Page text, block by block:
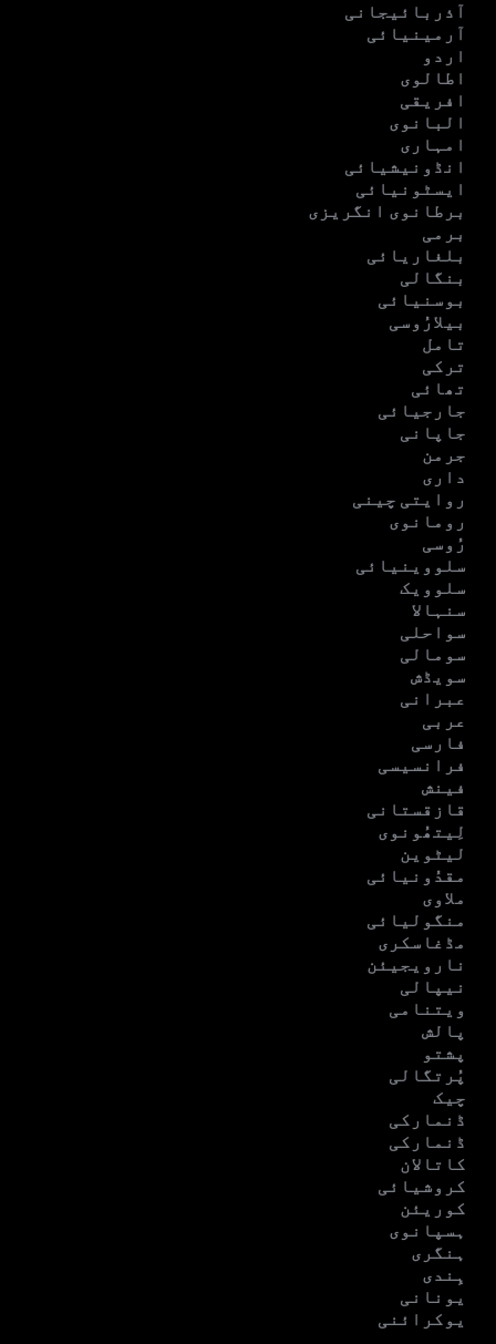
آذربائیجانی
آرمینیائی
اردو
اطالوی
افریقی
البانوی
امہاری
انڈونیشیائی
ایسٹونیائی
برطانوی انگریزی
برمی
بلغاریائی
بنگالی
بوسنیائی
بیلارُوسی
تامل
ترکی
تھائی
جارجیائی
جاپانی
جرمن
داری
روایتی چینی
رومانوی
رُوسی
سلووینیائی
سلوویک
سنہالا
سواحلی
سومالی
سویڈش
عبرانی
عربی
فارسی
فرانسیسی
فینش
قازقستانی
لِیتھُونوی
لیٹوین
مقدُونیائی
ملاوی
منگولیائی
مڈغاسکری
نارویجیئن
نیپالی
ویتنامی
پالش
پشتو
پُرتگالی
چیک
ڈنمارکی
ڈنمارکی
کاتالان
کروشیائی
کوریئن
ہسپانوی
ہنگری
ہِندی
یونانی
یوکرائنی